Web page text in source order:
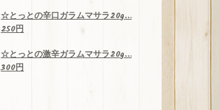
☆とっとの辛口ガラムマサラ20g…
250円
☆とっとの激辛ガラムマサラ20g…
300円